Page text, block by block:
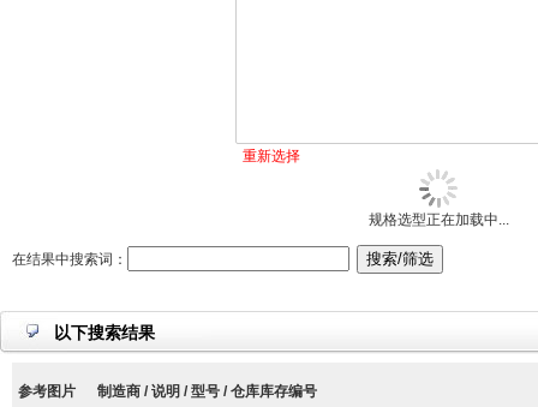
重新选择
规格选型正在加载中...
在结果中搜索词：
以下搜索结果
参考图片 制造商 / 说明 / 型号 / 仓库库存编号